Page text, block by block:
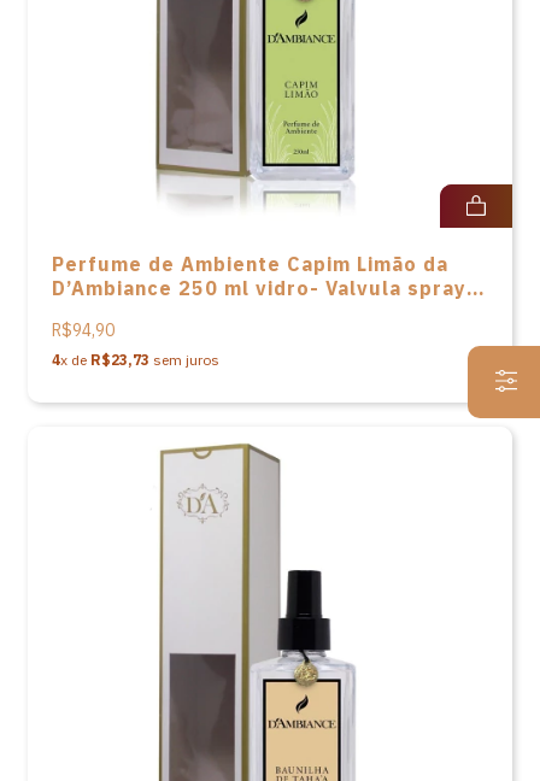
Perfume de Ambiente Capim Limão da
D’Ambiance 250 ml vidro- Valvula spray
R$94,90
4x de R$23,73 sem juros